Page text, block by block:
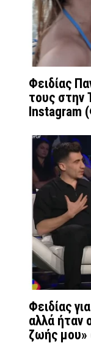
Φειδίας
τους στην
Instagram
Φειδίας
αλλά ήταν
ζωής μου»